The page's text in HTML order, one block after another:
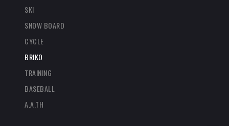
SKI
SNOW BOARD
CYCLE
BRIKO
TRAINING
BASEBALL
A.A.TH